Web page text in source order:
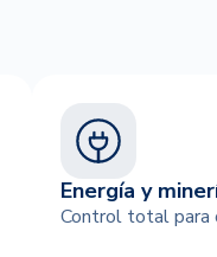
Energía y
Control total para